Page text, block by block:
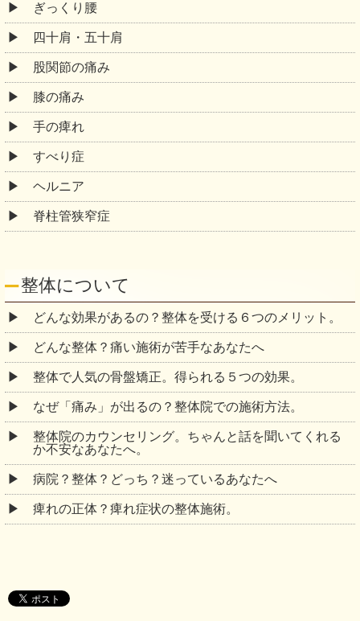
ぎっくり腰
四十肩・五十肩
股関節の痛み
膝の痛み
手の痺れ
すべり症
ヘルニア
脊柱管狭窄症
整体について
どんな効果があるの？整体を受ける６つのメリット。
どんな整体？痛い施術が苦手なあなたへ
整体で人気の骨盤矯正。得られる５つの効果。
なぜ「痛み」が出るの？整体院での施術方法。
整体院のカウンセリング。ちゃんと話を聞いてくれる
か不安なあなたへ。
病院？整体？どっち？迷っているあなたへ
痺れの正体？痺れ症状の整体施術。